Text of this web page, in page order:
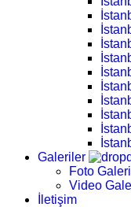
Galeriler
Foto Galeri
Video
İletişim